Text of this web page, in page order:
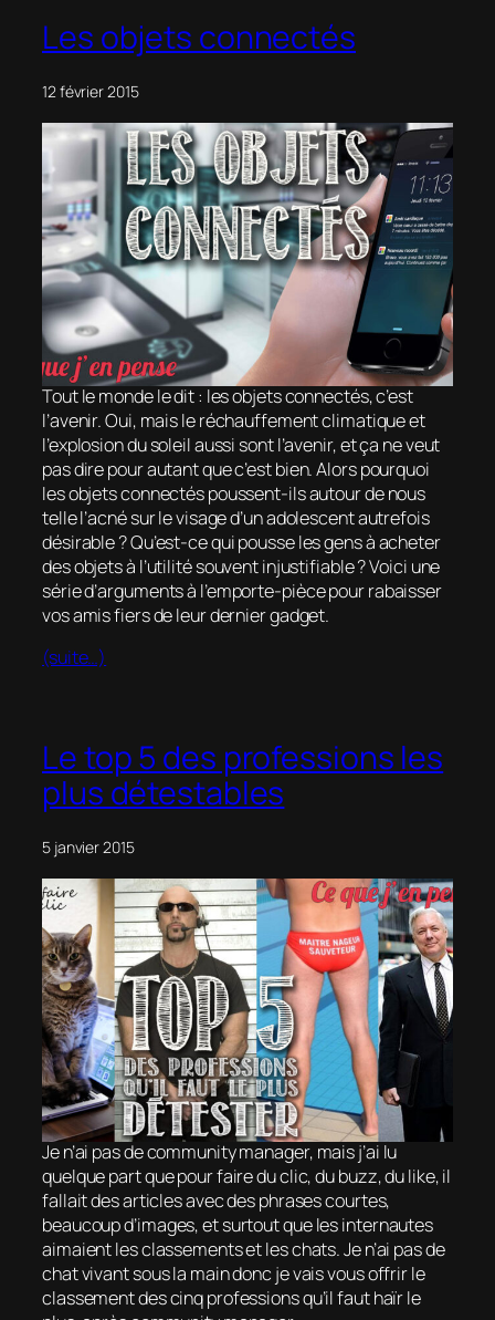
Les objets connectés
12 février 2015
Tout le monde le dit : les objets connectés, c’est
l’avenir. Oui, mais le réchauffement climatique et
l’explosion du soleil aussi sont l’avenir, et ça ne veut
pas dire pour autant que c’est bien. Alors pourquoi
les objets connectés poussent-ils autour de nous
telle l’acné sur le visage d’un adolescent autrefois
désirable ? Qu’est-ce qui pousse les gens à acheter
des objets à l’utilité souvent injustifiable ? Voici une
série d’arguments à l’emporte-pièce pour rabaisser
vos amis fiers de leur dernier gadget.
(suite…)
Le top 5 des professions les
plus détestables
5 janvier 2015
Je n’ai pas de community manager, mais j’ai lu
quelque part que pour faire du clic, du buzz, du like, il
fallait des articles avec des phrases courtes,
beaucoup d’images, et surtout que les internautes
aimaient les classements et les chats. Je n’ai pas de
chat vivant sous la main donc je vais vous offrir le
classement des cinq professions qu’il faut haïr le